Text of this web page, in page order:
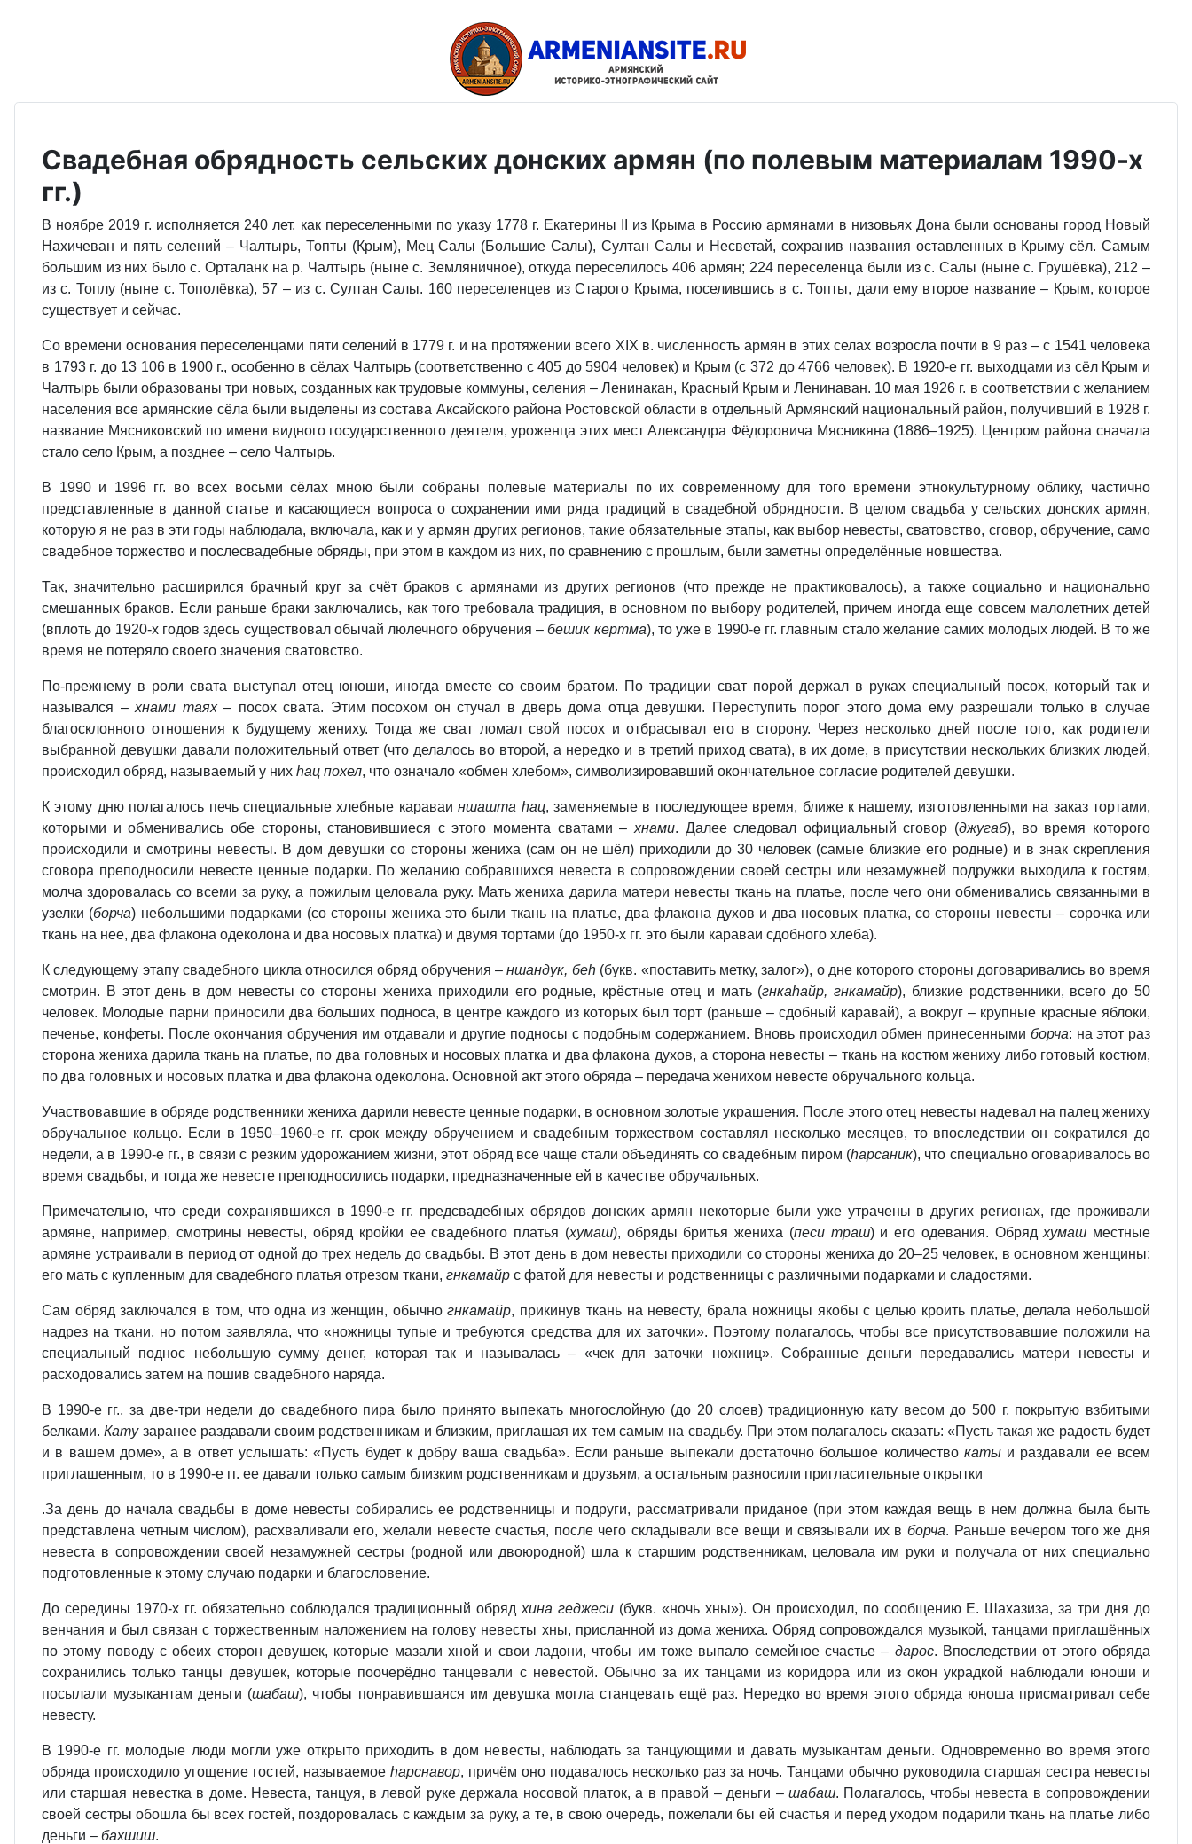
Свадебная обрядность сельских донских армян (по полевым материалам 1990-х
гг.)
В ноябре 2019 г. исполняется 240 лет, как переселенными по указу 1778 г. Екатерины II из Крыма в Россию армянами в низовьях Дона были основаны город Новый
Нахичеван и пять селений – Чалтырь, Топты (Крым), Мец Салы (Большие Салы), Султан Салы и Несветай, сохранив названия оставленных в Крыму сёл. Самым
большим из них было с. Орталанк на р. Чалтырь (ныне с. Земляничное), откуда переселилось 406 армян; 224 переселенца были из с. Салы (ныне с. Грушёвка), 212 –
из с. Топлу (ныне с. Тополёвка), 57 – из с. Султан Салы. 160 переселенцев из Старого Крыма, поселившись в с. Топты, дали ему второе название – Крым, которое
существует и сейчас.
Со времени основания переселенцами пяти селений в 1779 г. и на протяжении всего XIX в. численность армян в этих селах возросла почти в 9 раз – с 1541 человека
в 1793 г. до 13 106 в 1900 г., особенно в сёлах Чалтырь (соответственно с 405 до 5904 человек) и Крым (с 372 до 4766 человек). В 1920-е гг. выходцами из сёл Крым и
Чалтырь были образованы три новых, созданных как трудовые коммуны, селения – Ленинакан, Красный Крым и Ленинаван. 10 мая 1926 г. в соответствии с желанием
населения все армянские сёла были выделены из состава Аксайского района Ростовской области в отдельный Армянский национальный район, получивший в 1928 г.
название Мясниковский по имени видного государственного деятеля, уроженца этих мест Александра Фёдоровича Мясникяна (1886–1925). Центром района сначала
стало село Крым, а позднее – село Чалтырь.
В 1990 и 1996 гг. во всех восьми сёлах мною были собраны полевые материалы по их современному для того времени этнокультурному облику, частично
представленные в данной статье и касающиеся вопроса о сохранении ими ряда традиций в свадебной обрядности. В целом свадьба у сельских донских армян,
которую я не раз в эти годы наблюдала, включала, как и у армян других регионов, такие обязательные этапы, как выбор невесты, сватовство, сговор, обручение, само
свадебное торжество и послесвадебные обряды, при этом в каждом из них, по сравнению с прошлым, были заметны определённые новшества.
Так, значительно расширился брачный круг за счёт браков с армянами из других регионов (что прежде не практиковалось), а также социально и национально
смешанных браков. Если раньше браки заключались, как того требовала традиция, в основном по выбору родителей, причем иногда еще совсем малолетних детей
(вплоть до 1920-х годов здесь существовал обычай люлечного обручения –бешик кертма), то уже в 1990-е гг. главным стало желание самих молодых людей. В то же
время не потеряло своего значения сватовство.
По-прежнему в роли свата выступал отец юноши, иногда вместе со своим братом. По традиции сват порой держал в руках специальный посох, который так и
назывался –хнами таях– посох свата. Этим посохом он стучал в дверь дома отца девушки. Переступить порог этого дома ему разрешали только в случае
благосклонного отношения к будущему жениху. Тогда же сват ломал свой посох и отбрасывал его в сторону. Через несколько дней после того, как родители
выбранной девушки давали положительный ответ (что делалось во второй, а нередко и в третий приход свата), в их доме, в присутствии нескольких близких людей,
происходил обряд, называемый у них hац похел, что означало «обмен хлебом», символизировавший окончательное согласие родителей девушки.
К этому дню полагалось печь специальные хлебные караваиншашта hац, заменяемые в последующее время, ближе к нашему, изготовленными на заказ тортами,
которыми и обменивались обе стороны, становившиеся с этого момента сватами – хнами. Далее следовал официальный сговор (джугаб), во время которого
происходили и смотрины невесты. В дом девушки со стороны жениха (сам он не шёл) приходили до 30 человек (самые близкие его родные) и в знак скрепления
сговора преподносили невесте ценные подарки. По желанию собравшихся невеста в сопровождении своей сестры или незамужней подружки выходила к гостям,
молча здоровалась со всеми за руку, а пожилым целовала руку. Мать жениха дарила матери невесты ткань на платье, после чего они обменивались связанными в
узелки (борча) небольшими подарками (со стороны жениха это были ткань на платье, два флакона духов и два носовых платка, со стороны невесты – сорочка или
ткань на нее, два флакона одеколона и два носовых платка) и двумя тортами (до 1950-х гг. это были караваи сдобного хлеба).
К следующему этапу свадебного цикла относился обряд обручения –ншандук, беh (букв. «поставить метку, залог»), о дне которого стороны договаривались во время
смотрин. В этот день в дом невесты со стороны жениха приходили его родные, крёстные отец и мать (гнкаhайр, гнкамайр), близкие родственники, всего до 50
человек. Молодые парни приносили два больших подноса, в центре каждого из которых был торт (раньше – сдобный каравай), а вокруг – крупные красные яблоки,
печенье, конфеты. После окончания обручения им отдавали и другие подносы с подобным содержанием. Вновь происходил обмен принесенными борча: на этот раз
сторона жениха дарила ткань на платье, по два головных и носовых платка и два флакона духов, а сторона невесты – ткань на костюм жениху либо готовый костюм,
по два головных и носовых платка и два флакона одеколона. Основной акт этого обряда – передача женихом невесте обручального кольца.
Участвовавшие в обряде родственники жениха дарили невесте ценные подарки, в основном золотые украшения. После этого отец невесты надевал на палец жениху
обручальное кольцо. Если в 1950–1960-е гг. срок между обручением и свадебным торжеством составлял несколько месяцев, то впоследствии он сократился до
недели, а в 1990-е гг., в связи с резким удорожанием жизни, этот обряд все чаще стали объединять со свадебным пиром (hарсаник), что специально оговаривалось во
время свадьбы, и тогда же невесте преподносились подарки, предназначенные ей в качестве обручальных.
Примечательно, что среди сохранявшихся в 1990-е гг. предсвадебных обрядов донских армян некоторые были уже утрачены в других регионах, где проживали
армяне, например, смотрины невесты, обряд кройки ее свадебного платья (хумаш), обряды бритья жениха (песи траш) и его одевания. Обрядхумаш местные
армяне устраивали в период от одной до трех недель до свадьбы. В этот день в дом невесты приходили со стороны жениха до 20–25 человек, в основном женщины:
его мать с купленным для свадебного платья отрезом ткани, гнкамайр с фатой для невесты и родственницы с различными подарками и сладостями.
Сам обряд заключался в том, что одна из женщин, обычногнкамайр, прикинув ткань на невесту, брала ножницы якобы с целью кроить платье, делала небольшой
надрез на ткани, но потом заявляла, что «ножницы тупые и требуются средства для их заточки». Поэтому полагалось, чтобы все присутствовавшие положили на
специальный поднос небольшую сумму денег, которая так и называлась – «чек для заточки ножниц». Собранные деньги передавались матери невесты и
расходовались затем на пошив свадебного наряда.
В 1990-е гг., за две-три недели до свадебного пира было принято выпекать многослойную (до 20 слоев) традиционную кату весом до 500 г, покрытую взбитыми
белками.Кату заранее раздавали своим родственникам и близким, приглашая их тем самым на свадьбу. При этом полагалось сказать: «Пусть такая же радость будет
и в вашем доме», а в ответ услышать: «Пусть будет к добру ваша свадьба». Если раньше выпекали достаточно большое количество каты и раздавали ее всем
приглашенным, то в 1990-е гг. ее давали только самым близким родственникам и друзьям, а остальным разносили пригласительные открытки
.За день до начала свадьбы в доме невесты собирались ее родственницы и подруги, рассматривали приданое (при этом каждая вещь в нем должна была быть
представлена четным числом), расхваливали его, желали невесте счастья, после чего складывали все вещи и связывали их вборча. Раньше вечером того же дня
невеста в сопровождении своей незамужней сестры (родной или двоюродной) шла к старшим родственникам, целовала им руки и получала от них специально
подготовленные к этому случаю подарки и благословение.
До середины 1970-х гг. обязательно соблюдался традиционный обрядхина геджеси (букв. «ночь хны»). Он происходил, по сообщению Е. Шахазиза, за три дня до
венчания и был связан с торжественным наложением на голову невесты хны, присланной из дома жениха. Обряд сопровождался музыкой, танцами приглашённых
по этому поводу с обеих сторон девушек, которые мазали хной и свои ладони, чтобы им тоже выпало семейное счастье – дарос. Впоследствии от этого обряда
сохранились только танцы девушек, которые поочерёдно танцевали с невестой. Обычно за их танцами из коридора или из окон украдкой наблюдали юноши и
посылали музыкантам деньги (шабаш), чтобы понравившаяся им девушка могла станцевать ещё раз. Нередко во время этого обряда юноша присматривал себе
невесту.
В 1990-е гг. молодые люди могли уже открыто приходить в дом невесты, наблюдать за танцующими и давать музыкантам деньги. Одновременно во время этого
обряда происходило угощение гостей, называемое hарснавор, причём оно подавалось несколько раз за ночь. Танцами обычно руководила старшая сестра невесты
или старшая невестка в доме. Невеста, танцуя, в левой руке держала носовой платок, а в правой – деньги – шабаш. Полагалось, чтобы невеста в сопровождении
своей сестры обошла бы всех гостей, поздоровалась с каждым за руку, а те, в свою очередь, пожелали бы ей счастья и перед уходом подарили ткань на платье либо
деньги – бахшиш.